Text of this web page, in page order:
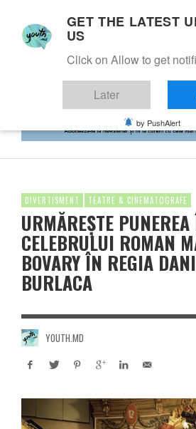
DIVERTISMENT TEATRE & CINEMATOGRAFE
URMĂREŞTE
CELEBRULUI ROMAN
BOVARY ÎN REGIA
BURLACA
YOUTH.MD
GET THE LATEST
US
Click on Allow to get
Later
by PushAlert